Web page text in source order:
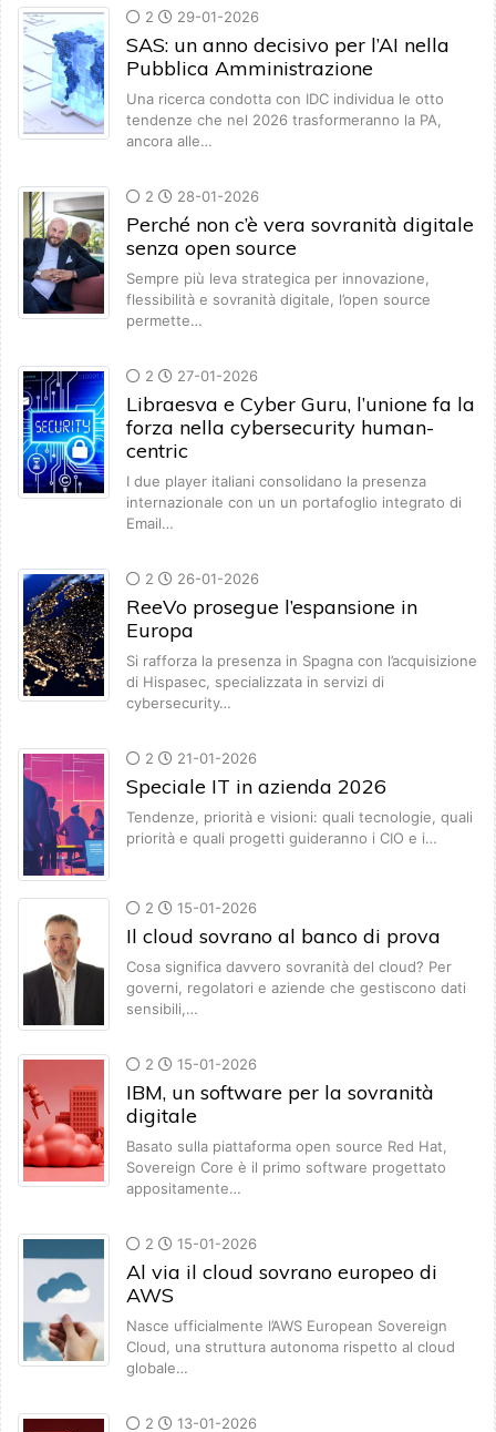
2 29-01-2026
SAS: un anno decisivo per l’AI nella
Pubblica Amministrazione
Una ricerca condotta con IDC individua le otto
tendenze che nel 2026 trasformeranno la PA,
ancora alle…
2 28-01-2026
Perché non c’è vera sovranità digitale
senza open source
Sempre più leva strategica per innovazione,
flessibilità e sovranità digitale, l’open source
permette…
2 27-01-2026
Libraesva e Cyber Guru, l’unione fa la
forza nella cybersecurity human-
centric
I due player italiani consolidano la presenza
internazionale con un un portafoglio integrato di
Email…
2 26-01-2026
ReeVo prosegue l’espansione in
Europa
Si rafforza la presenza in Spagna con l’acquisizione
di Hispasec, specializzata in servizi di
cybersecurity…
2 21-01-2026
Speciale IT in azienda 2026
Tendenze, priorità e visioni: quali tecnologie, quali
priorità e quali progetti guideranno i CIO e i…
2 15-01-2026
Il cloud sovrano al banco di prova
Cosa significa davvero sovranità del cloud? Per
governi, regolatori e aziende che gestiscono dati
sensibili,…
2 15-01-2026
IBM, un software per la sovranità
digitale
Basato sulla piattaforma open source Red Hat,
Sovereign Core è il primo software progettato
appositamente…
2 15-01-2026
Al via il cloud sovrano europeo di
AWS
Nasce ufficialmente l’AWS European Sovereign
Cloud, una struttura autonoma rispetto al cloud
globale…
2 13-01-2026